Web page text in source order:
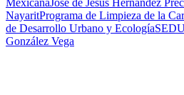
MexicanaJosé de Jesús Hernández
NayaritPrograma de Limpieza de la
de Desarrollo Urbano y Ecología
González Vega